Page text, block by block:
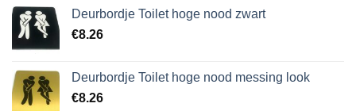
Deurbordje Toilet hoge nood zwart
€8.26
Deurbordje Toilet hoge nood messing look
€8.26